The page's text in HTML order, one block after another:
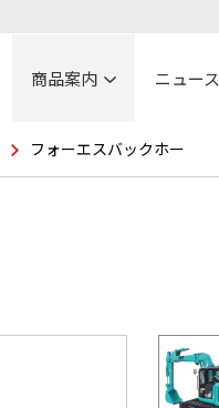
商品案内 ニュース
フォーエスバックホー